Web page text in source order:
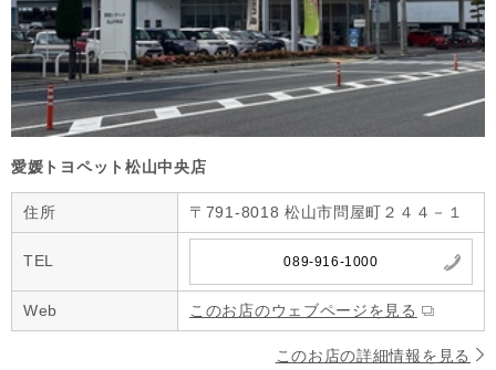
愛媛トヨペット松山中央店
住所 〒791-8018 松山市問屋町２４４－１
TEL 089-916-1000
Web このお店のウェブページを見る
このお店の詳細情報を見る